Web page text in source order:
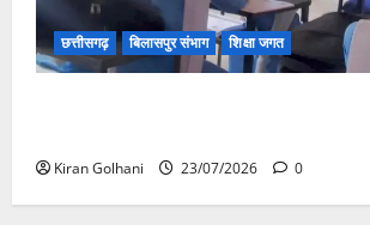
छत्तीसगढ़ बिलासपुर संभाग शिक्षा जगत
Kiran Golhani 23/07/2026 0